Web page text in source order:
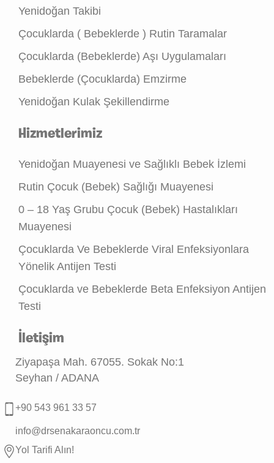
Yenidoğan Takibi
Çocuklarda ( Bebeklerde ) Rutin Taramalar
Çocuklarda (Bebeklerde) Aşı Uygulamaları
Bebeklerde (Çocuklarda) Emzirme
Yenidoğan Kulak Şekillendirme
Hizmetlerimiz
Yenidoğan Muayenesi ve Sağlıklı Bebek İzlemi
Rutin Çocuk (Bebek) Sağlığı Muayenesi
0 – 18 Yaş Grubu Çocuk (Bebek) Hastalıkları
Muayenesi
Çocuklarda Ve Bebeklerde Viral Enfeksiyonlara
Yönelik Antijen Testi
Çocuklarda ve Bebeklerde Beta Enfeksiyon Antijen
Testi
İletişim
Ziyapaşa Mah. 67055. Sokak No:1
Seyhan / ADANA
+90 543 961 33 57
info@drsenakaraoncu.com.tr
Yol Tarifi Alın!